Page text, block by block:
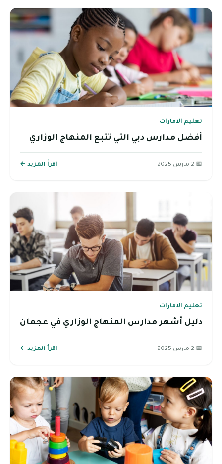
تعليم الامارات
أفضل مدارس دبي التي تتبع المنهاج الوزاري
📅 2 مارس 2025 اقرأ المزيد ←
تعليم الامارات
دليل أشهر مدارس المنهاج الوزاري في عجمان
📅 2 مارس 2025 اقرأ المزيد ←